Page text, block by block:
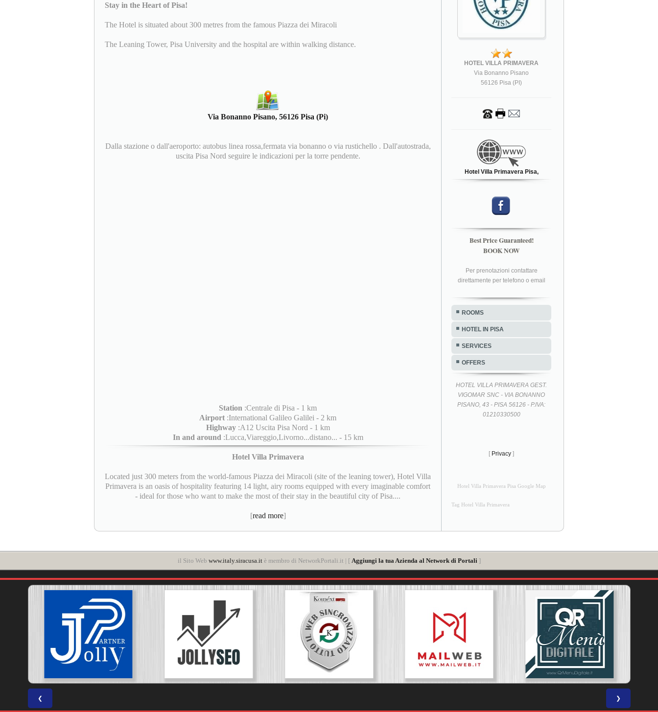
Stay in the Heart of Pisa!
The Hotel is situated about 300 metres from the famous Piazza dei Miracoli
The Leaning Tower, Pisa University and the hospital are within walking distance.
Via Bonanno Pisano, 56126 Pisa (Pi)
Dalla stazione o dall'aeroporto: autobus linea rossa,fermata via bonanno o via rustichello . Dall'autostrada,
uscita Pisa Nord seguire le indicazioni per la torre pendente.
Station :Centrale di Pisa - 1 km
Airport :International Galileo Galilei - 2 km
Highway:A12 Uscita Pisa Nord - 1 km
In and around :Lucca,Viareggio,Livorno...distano... - 15 km
Hotel Villa Primavera
Located just 300 meters from the world-famous Piazza dei Miracoli (site of the leaning tower), Hotel Villa
Primavera is an oasis of hospitality featuring 14 light, airy rooms equipped with every imaginable comfort
- ideal for those who want to make the most of their stay in the beautiful city of Pisa....
[read more]
HOTEL VILLA PRIMAVERA
Via Bonanno Pisano
56126 Pisa (PI)
Hotel Villa Primavera Pisa,
Best Price Guaranteed!
BOOK NOW
Per prenotazioni contattare
direttamente per telefono o email
ROOMS
HOTEL IN PISA
SERVICES
OFFERS
HOTEL VILLA PRIMAVERA GEST.
VIGOMAR SNC - VIA BONANNO
PISANO, 43 - PISA 56126 - P.IVA:
01210330500
[ Privacy ]
Hotel Villa Primavera Pisa Google Map
Tag Hotel Villa Primavera
il Sito Web www.italy.siracusa.itè membro di NetworkPortali.it | [ Aggiungi la tua Azienda al Network di Portali ]
❮ ❯